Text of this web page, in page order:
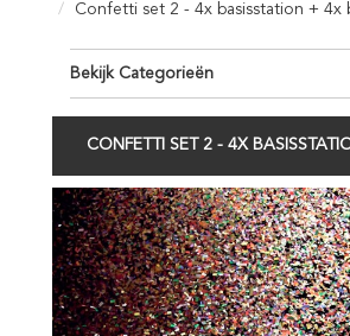
Confetti set 2 - 4x basisstation + 4x
Bekijk Categorieën
CONFETTI SET 2 - 4X